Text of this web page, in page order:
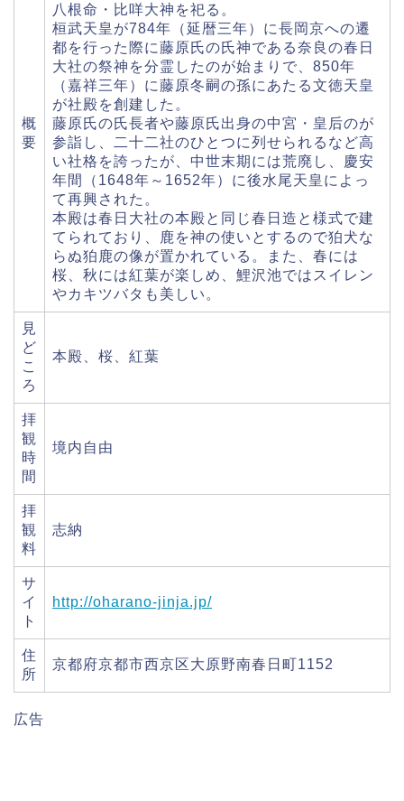
概
要
八根命・比咩大神を祀る。
桓武天皇が784年（延暦三年）に長岡京への遷
都を行った際に藤原氏の氏神である奈良の春日
大社の祭神を分霊したのが始まりで、850年
（嘉祥三年）に藤原冬嗣の孫にあたる文徳天皇
が社殿を創建した。
藤原氏の氏長者や藤原氏出身の中宮・皇后のが
参詣し、二十二社のひとつに列せられるなど高
い社格を誇ったが、中世末期には荒廃し、慶安
年間（1648年～1652年）に後水尾天皇によっ
て再興された。
本殿は春日大社の本殿と同じ春日造と様式で建
てられており、鹿を神の使いとするので狛犬な
らぬ狛鹿の像が置かれている。また、春には
桜、秋には紅葉が楽しめ、鯉沢池ではスイレン
やカキツバタも美しい。
見
ど
こ
ろ
本殿、桜、紅葉
拝
観
時
間
境内自由
拝
観
料
志納
サ
イ
ト
http://oharano-jinja.jp/
住
所
京都府京都市西京区大原野南春日町1152
広告